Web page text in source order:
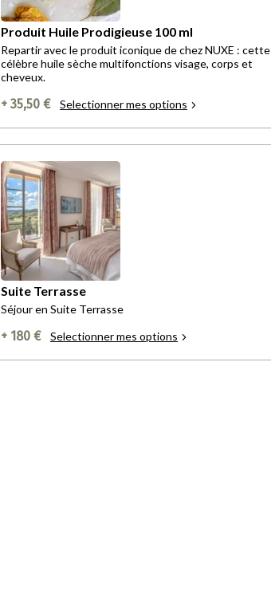
Produit Huile Prodigieuse 100 ml
Repartir avec le produit iconique de chez NUXE : cette
célèbre huile sèche multifonctions visage, corps et
cheveux.
+ 35,50 € Selectionner mes options
Suite Terrasse
Séjour en Suite Terrasse
+ 180 € Selectionner mes options